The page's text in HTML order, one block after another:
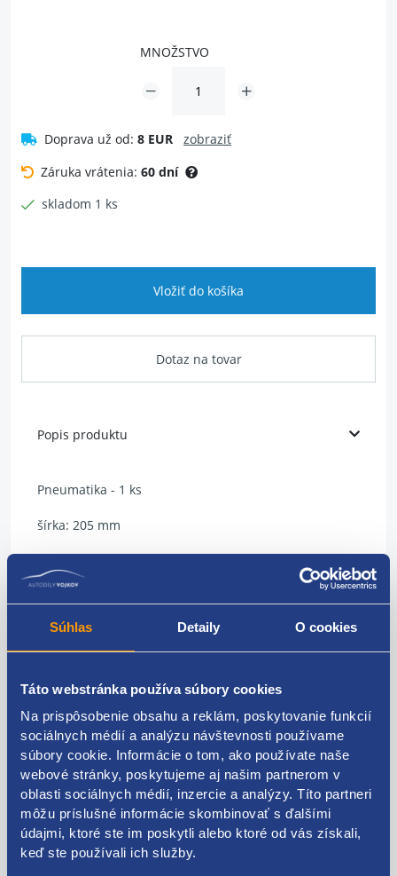
Súhlas Detaily O cookies
Táto webstránka používa súbory cookies
Na prispôsobenie obsahu a reklám, poskytovanie funkcií
sociálnych médií a analýzu návštevnosti používame
súbory cookie. Informácie o tom, ako používate naše
webové stránky, poskytujeme aj našim partnerom v
oblasti sociálnych médií, inzercie a analýzy. Títo partneri
môžu príslušné informácie skombinovať s ďalšími
údajmi, ktoré ste im poskytli alebo ktoré od vás získali,
keď ste používali ich služby.
MNOŽSTVO
Doprava už od: 8 EUR
zobraziť
Záruka vrátenia: 60 dní
skladom 1 ks
Vložiť do košíka
Dotaz na tovar
Popis produktu
Pneumatika - 1 ks
šírka: 205 mm
prevedenie: úžitkové (C)
model: VanContact 4Season
výrobca: CONTINENTAL
DOT: rok 2022
hĺbka dezénu: 7 mm